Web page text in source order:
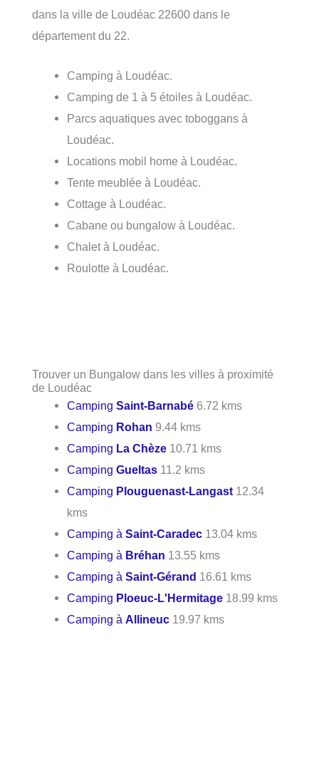
dans la ville de Loudéac 22600 dans le
département du 22.
Camping à Loudéac.
Camping de 1 à 5 étoiles à Loudéac.
Parcs aquatiques avec toboggans à
Loudéac.
Locations mobil home à Loudéac.
Tente meublée à Loudéac.
Cottage à Loudéac.
Cabane ou bungalow à Loudéac.
Chalet à Loudéac.
Roulotte à Loudéac.
Trouver un Bungalow dans les villes à proximité
de Loudéac
CampingSaint-Barnabé 6.72 kms
Camping Rohan 9.44 kms
Camping La Chèze 10.71 kms
CampingGueltas 11.2 kms
Camping Plouguenast-Langast 12.34
kms
Camping àSaint-Caradec 13.04 kms
Camping à Bréhan 13.55 kms
Camping àSaint-Gérand 16.61 kms
Camping Ploeuc-L'Hermitage 18.99 kms
Camping àAllineuc 19.97 kms